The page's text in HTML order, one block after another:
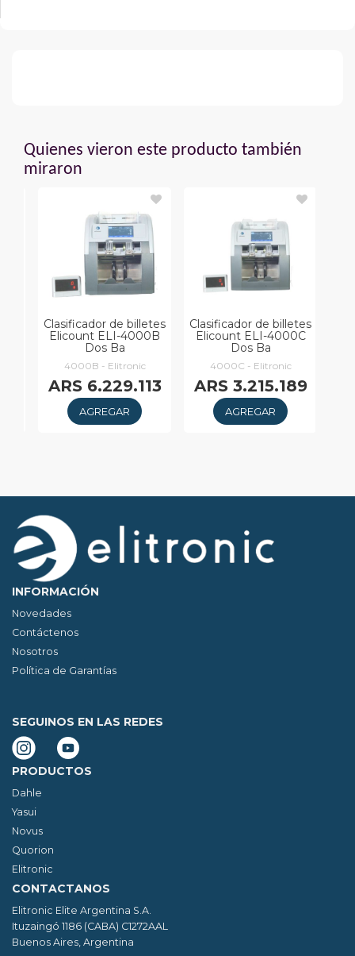
Quienes vieron este producto también
miraron
Clasificador de billetes
Elicount ELI-4000B
Dos Ba
4000B - Elitronic
ARS 6.229.113
AGREGAR
Clasificador de billetes
Elicount ELI-4000C
Dos Ba
4000C - Elitronic
ARS 3.215.189
AGREGAR
INFORMACIÓN
Novedades
Contáctenos
Nosotros
Política de Garantías
SEGUINOS EN LAS REDES
PRODUCTOS
Dahle
Yasui
Novus
Quorion
Elitronic
CONTACTANOS
Elitronic Elite Argentina S.A.
Ituzaingó 1186 (CABA) C1272AAL
Buenos Aires, Argentina